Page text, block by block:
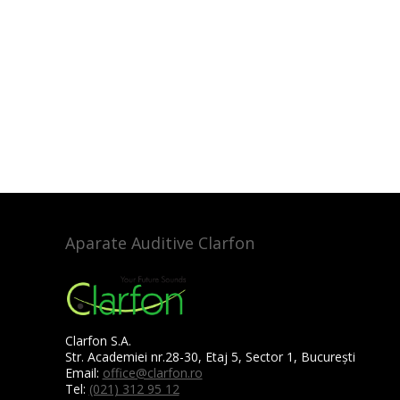
Aparate Auditive Clarfon
Clarfon S.A.
Str. Academiei nr.28-30, Etaj 5, Sector 1, București
Email: office@clarfon.ro
Tel: (021) 312 95 12